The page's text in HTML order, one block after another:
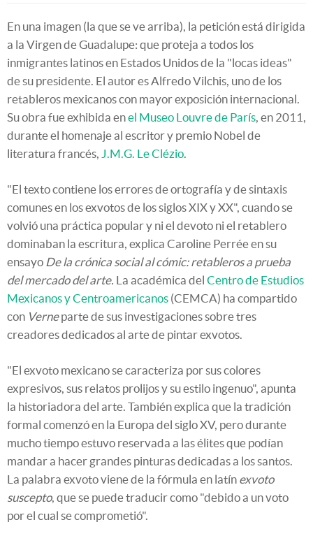
En una imagen (la que se ve arriba), la petición está dirigida
a la Virgen de Guadalupe: que proteja a todos los
inmigrantes latinos en Estados Unidos de la "locas ideas"
de su presidente. El autor es Alfredo Vilchis, uno de los
retableros mexicanos con mayor exposición internacional.
Su obra fue exhibida enel Museo Louvre de París, en 2011,
durante el homenaje al escritor y premio Nobel de
literatura francés, J.M.G. Le Clézio.
"El texto contiene los errores de ortografía y de sintaxis
comunes en los exvotos de los siglos XIX y XX", cuando se
volvió una práctica popular y ni el devoto ni el retablero
dominaban la escritura, explica Caroline Perrée en su
ensayo De la crónica social al cómic: retableros a prueba
del mercado del arte. La académica del Centro de Estudios
Mexicanos y Centroamericanos (CEMCA) ha compartido
con Verneparte de sus investigaciones sobre tres
creadores dedicados al arte de pintar exvotos.
"El exvoto mexicano se caracteriza por sus colores
expresivos, sus relatos prolijos y su estilo ingenuo", apunta
la historiadora del arte. También explica que la tradición
formal comenzó en la Europa del siglo XV, pero durante
mucho tiempo estuvo reservada a las élites que podían
mandar a hacer grandes pinturas dedicadas a los santos.
La palabra exvoto viene de la fórmula en latín exvoto
suscepto, que se puede traducir como "debido a un voto
por el cual se comprometió".